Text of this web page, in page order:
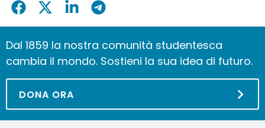
CondividiCondividiCondividiCondividi
Dal 1859 la nostra comunità studentesca
cambia il mondo. Sostieni la sua idea di futuro.
DONA ORA